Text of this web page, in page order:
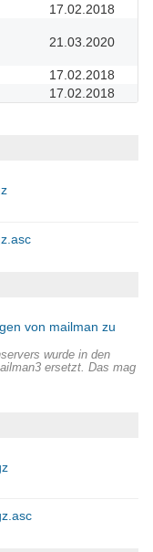
17.02.2018
21.03.2020
17.02.2018
17.02.2018
von mailman zu
wurde in den
ersetzt. Das mag